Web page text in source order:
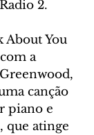
2.
About You
a
canção
piano e
que atinge